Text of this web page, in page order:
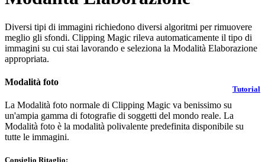
Diversi tipi di immagini richiedono diversi algoritmi per rimuovere
meglio gli sfondi. Clipping Magic rileva automaticamente il tipo di
immagini su cui stai lavorando e seleziona la Modalità Elaborazione
appropriata.
Modalità foto
Tutorial
La Modalità foto normale di Clipping Magic va benissimo su
un'ampia gamma di fotografie di soggetti del mondo reale. La
Modalità foto è la modalità polivalente predefinita disponibile su
tutte le immagini.
Consiglio Ritaglio: